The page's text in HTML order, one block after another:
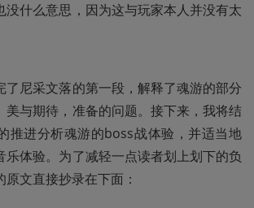
没什么意思，因为这与玩家本人并没有太
了尼采文落的第一段，解释了魂游的部分
美与期待，准备的问题。接下来，我将结
推进分析魂游的boss战体验，并适当地
乐体验。为了减轻一点读者划上划下的负
文直接抄录在下面：